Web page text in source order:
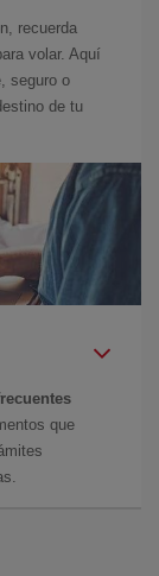
recuerda
volar. Aquí
seguro o
de tu
que